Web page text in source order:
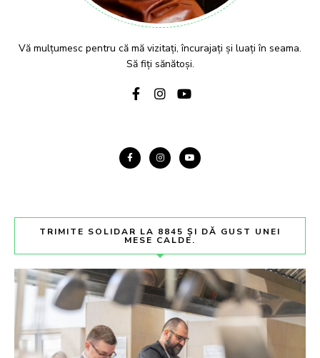
Vă mulțumesc pentru că mă vizitați, încurajați și luați în seama.
Să fiți sănătoși.
TRIMITE SOLIDAR LA 8845 ȘI DĂ GUST UNEI
MESE CALDE.